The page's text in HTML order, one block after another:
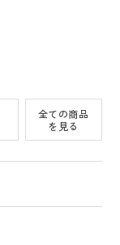
全ての商品
を見る